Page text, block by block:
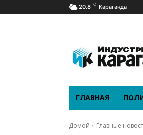
20.8 C Караганда
ГЛАВНАЯ
Домой Главные